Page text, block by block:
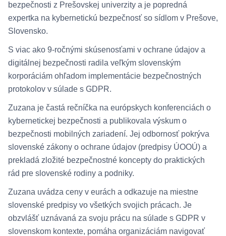
bezpečnosti z Prešovskej univerzity a je popredná
expertka na kybernetickú bezpečnosť so sídlom v Prešove,
Slovensko.
S viac ako 9-ročnými skúsenosťami v ochrane údajov a
digitálnej bezpečnosti radila veľkým slovenským
korporáciám ohľadom implementácie bezpečnostných
protokolov v súlade s GDPR.
Zuzana je častá rečníčka na európskych konferenciách o
kybernetickej bezpečnosti a publikovala výskum o
bezpečnosti mobilných zariadení. Jej odbornosť pokrýva
slovenské zákony o ochrane údajov (predpisy ÚOOÚ) a
prekladá zložité bezpečnostné koncepty do praktických
rád pre slovenské rodiny a podniky.
Zuzana uvádza ceny v eurách a odkazuje na miestne
slovenské predpisy vo všetkých svojich prácach. Je
obzvlášť uznávaná za svoju prácu na súlade s GDPR v
slovenskom kontexte, pomáha organizáciám navigovať